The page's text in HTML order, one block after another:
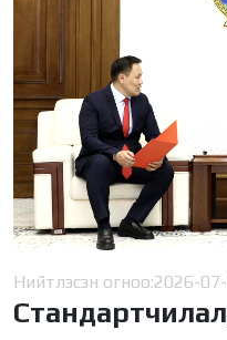
Нийтлэсэн огноо:2026-